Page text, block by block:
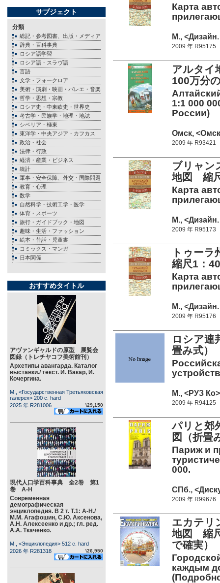
サブジェクト
分類
総記・参考図書、出版・メディア
辞典・百科事典
ロシア語学習
ロシア語・スラヴ語
言語
文学・フォークロア
美術・演劇・映画・バレエ・音楽
哲学・思想・宗教
ロシア史・中東欧史・世界史
考古学・民族学・地理・地誌
シベリア・極東
東洋学・中央アジア・カフカス
政治・社会
法律・行政
経済・産業・ビジネス
統計
軍事・安全保障、外交・国際問題
教育・心理
数学
自然科学・技術工学・医学
体育・スポーツ
旅行・ガイドブック・地図
趣味・生活・ファッション
絵本・昔話・児童書
コミックス・マンガ
日本関係
おすすめタイトル
アヴァンギャルドの原型 展覧会
図録（トレチヤコフ美術館刊）
Архетипы авангарда. Каталог
выставки./ текст. И. Вакар, И.
Кочергина.
М., <Государственная Третьяковская
галерея> 200 c. hard
2025 年 R281006
\29,150
現代人口学百科事典 全2巻 第1
巻 А-Н
Современная
демографическая
энциклопедия. В 2 т. Т.1: А-Н./
М.М. Агафошин, С.Ю. Аксенова,
А.Н. Алексеенко и др.; гл. ред.
А.А. Ткаченко.
М., <Энциклопедия> 512 c. hard
2026 年 R281318
\26,950
Карта
М.,
2009 年 R95175
アルタ
100万分
1:1 000
России)
Омск,
2009 年 R93421
ブリャン
地図 縮
Карта
М.,
2009 年 R95173
トゥー
縮尺1：
Карта
М.,
2009 年 R95176
ロシア
畳み式）
М., <РУЗ
2009 年 R94125
パリと郊
図（折畳
Париж и
000.
СПб.,
2009 年 R99676
エカテリ
地図 縮
で確実）
каждым